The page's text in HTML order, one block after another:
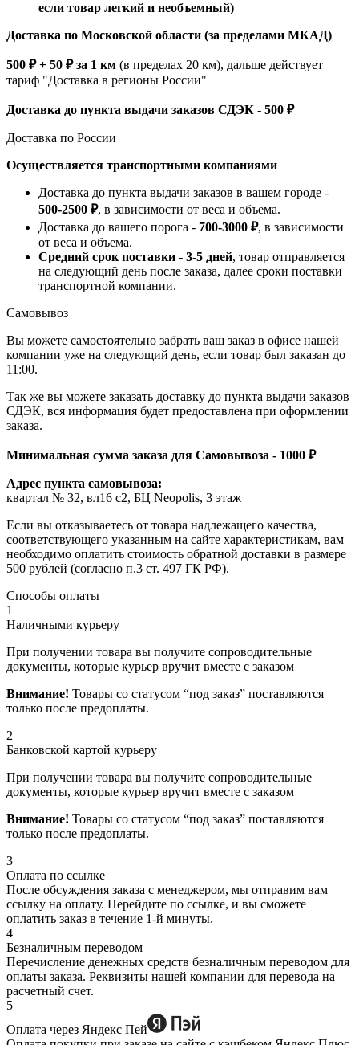
если товар легкий и необъемный)
Доставка по Московской области (за пределами МКАД)
500 ₽ + 50 ₽ за 1 км (в пределах 20 км), дальше действует
тариф "Доставка в регионы России"
Доставка до пункта выдачи заказов СДЭК - 500 ₽
Доставка по России
Осуществляется транспортными компаниями
Доставка до пункта выдачи заказов в вашем городе -
500-2500 ₽, в зависимости от веса и объема.
Доставка до вашего порога - 700-3000 ₽, в зависимости
от веса и объема.
Средний срок поставки - 3-5 дней, товар отправляется
на следующий день после заказа, далее сроки поставки
транспортной компании.
Самовывоз
Вы можете самостоятельно забрать ваш заказ в офисе нашей
компании уже на следующий день, если товар был заказан до
11:00.
Так же вы можете заказать доставку до пункта выдачи заказов
СДЭК, вся информация будет предоставлена при оформлении
заказа.
Минимальная сумма заказа для Самовывоза - 1000 ₽
Адрес пункта самовывоза:
квартал № 32, вл16 с2, БЦ Neopolis, 3 этаж
Если вы отказываетесь от товара надлежащего качества,
соответствующего указанным на сайте характеристикам, вам
необходимо оплатить стоимость обратной доставки в размере
500 рублей (согласно п.3 ст. 497 ГК РФ).
Способы оплаты
1
Наличными курьеру
При получении товара вы получите сопроводительные
документы, которые курьер вручит вместе с заказом
Внимание! Товары со статусом “под заказ” поставляются
только после предоплаты.
2
Банковской картой курьеру
При получении товара вы получите сопроводительные
документы, которые курьер вручит вместе с заказом
Внимание! Товары со статусом “под заказ” поставляются
только после предоплаты.
3
Оплата по ссылке
После обсуждения заказа с менеджером, мы отправим вам
ссылку на оплату. Перейдите по ссылке, и вы сможете
оплатить заказ в течение 1-й минуты.
4
Безналичным переводом
Перечисление денежных средств безналичным переводом для
оплаты заказа. Реквизиты нашей компании для перевода на
расчетный счет.
5
Оплата через Яндекс Пей